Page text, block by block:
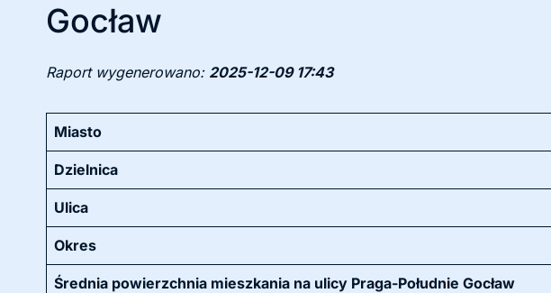
Gocław
Raport wygenerowano: 2025-12-09 17:43
Miasto
Dzielnica
Ulica
Okres
Średnia powierzchnia mieszkania na ulicy Praga-Południe Gocław